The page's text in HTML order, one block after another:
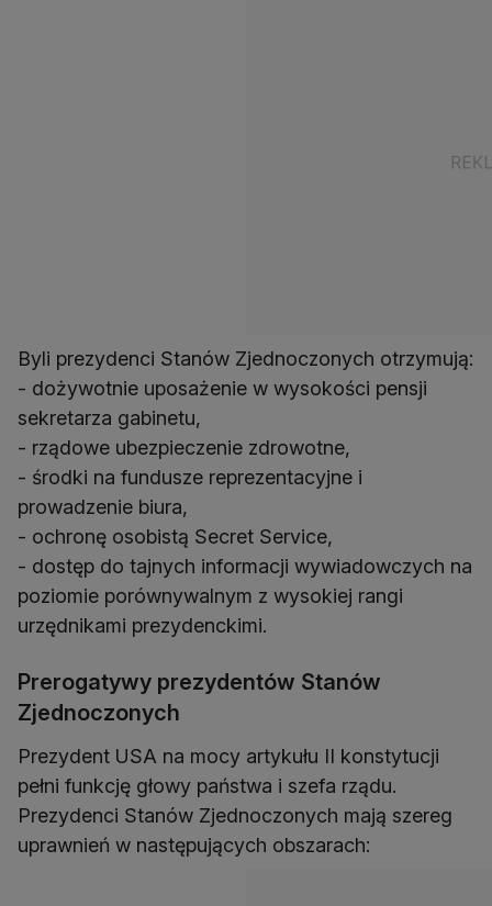
Byli prezydenci Stanów Zjednoczonych otrzymują:
- dożywotnie uposażenie w wysokości pensji
sekretarza gabinetu,
- rządowe ubezpieczenie zdrowotne,
- środki na fundusze reprezentacyjne i
prowadzenie biura,
- ochronę osobistą Secret Service,
- dostęp do tajnych informacji wywiadowczych na
poziomie porównywalnym z wysokiej rangi
urzędnikami prezydenckimi.
Prerogatywy prezydentów Stanów
Zjednoczonych
Prezydent USA na mocy artykułu II konstytucji
pełni funkcję głowy państwa i szefa rządu.
Prezydenci Stanów Zjednoczonych mają szereg
uprawnień w następujących obszarach: